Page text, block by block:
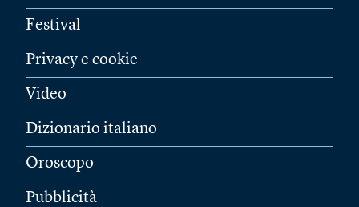
Festival
Privacy e cookie
Video
Dizionario italiano
Oroscopo
Pubblicità